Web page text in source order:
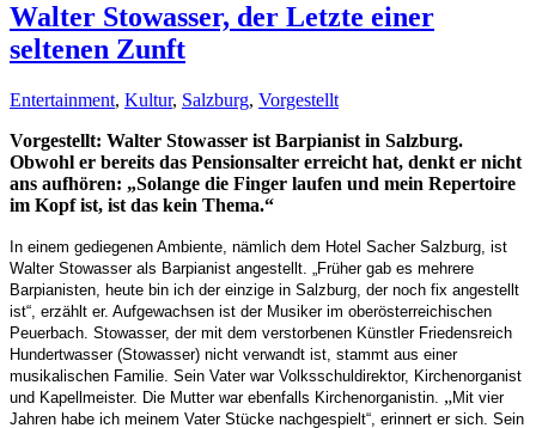
Walter Stowasser, der Letzte einer
seltenen Zunft
Entertainment, Kultur, Salzburg, Vorgestellt
Vorgestellt: Walter Stowasser ist Barpianist in Salzburg.
Obwohl er bereits das Pensionsalter erreicht hat, denkt er nicht
ans aufhören: „Solange die Finger laufen und mein Repertoire
im Kopf ist, ist das kein Thema.“
In einem gediegenen Ambiente, nämlich dem Hotel Sacher Salzburg, ist
Walter Stowasser als Barpianist angestellt. „Früher gab es mehrere
Barpianisten, heute bin ich der einzige in Salzburg, der noch fix angestellt
ist“, erzählt er. Aufgewachsen ist der Musiker im oberösterreichischen
Peuerbach. Stowasser, der mit dem verstorbenen Künstler Friedensreich
Hundertwasser (Stowasser) nicht verwandt ist, stammt aus einer
musikalischen Familie. Sein Vater war Volksschuldirektor, Kirchenorganist
und Kapellmeister. Die Mutter war ebenfalls Kirchenorganistin. „Mit vier
Jahren habe ich meinem Vater Stücke nachgespielt“, erinnert er sich. Sein